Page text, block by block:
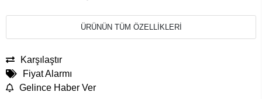
ÜRÜNÜN TÜM ÖZELLİKLERİ
Karşılaştır
Fiyat Alarmı
Gelince Haber Ver